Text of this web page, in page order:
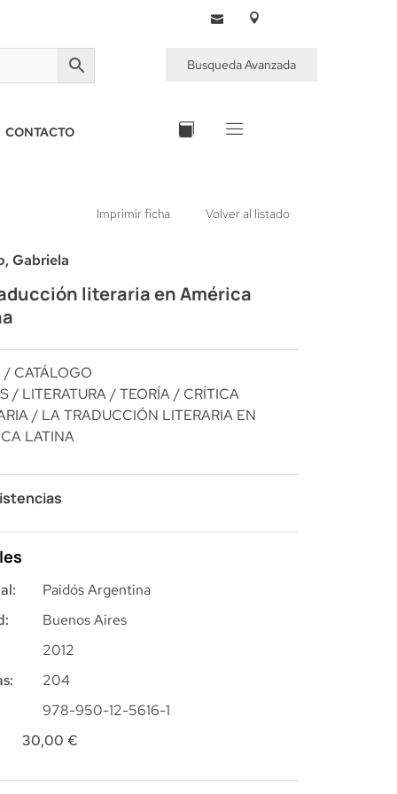
Busqueda Avanzada
CONTACTO
Imprimir ficha Volver al listado
Gabriela
literaria en América
/ CATÁLOGO
/ LITERATURA/TEORÍA / CRÍTICA
/ LA TRADUCCIÓN LITERARIA EN
LATINA
Paidós Argentina
Buenos Aires
2012
204
978-950-12-5616-1
30,00 €